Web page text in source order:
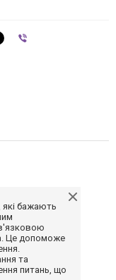
які бажають
Це допоможе
та
питань, що